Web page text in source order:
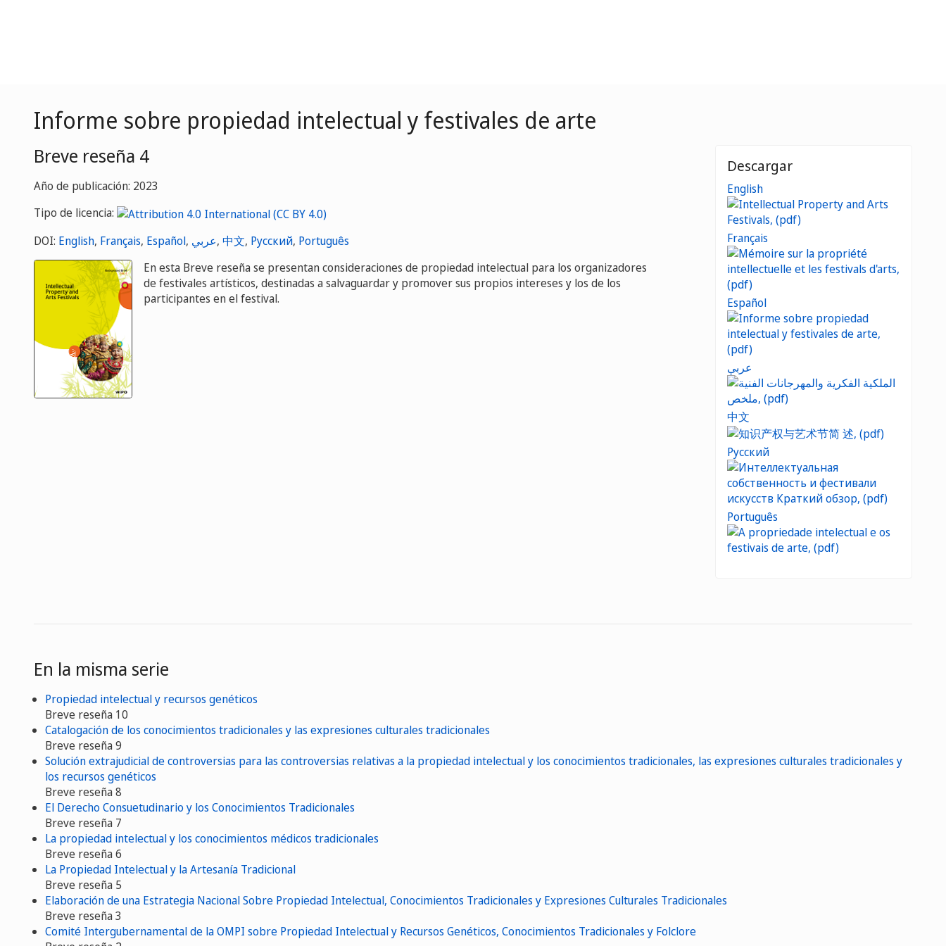
Informe sobre propiedad intelectual y festivales de arte
Breve reseña 4
Año de publicación: 2023
Tipo de licencia:
DOI: English, Français, Español, عربي, 中文, Русский, Português
En esta Breve reseña se presentan consideraciones de propiedad intelectual para los organizadores
de festivales artísticos, destinadas a salvaguardar y promover sus propios intereses y los de los
participantes en el festival.
Descargar
English
Français
Español
عربي
中文
Русский
Português
En la misma serie
Propiedad intelectual y recursos genéticos
Breve reseña 10
Catalogación de los conocimientos tradicionales y las expresiones culturales tradicionales
Breve reseña 9
Solución extrajudicial de controversias para las controversias relativas a la propiedad intelectual y los conocimientos tradicionales, las expresiones culturales tradicionales y
los recursos genéticos
Breve reseña 8
El Derecho Consuetudinario y los Conocimientos Tradicionales
Breve reseña 7
La propiedad intelectual y los conocimientos médicos tradicionales
Breve reseña 6
La Propiedad Intelectual y la Artesanía Tradicional
Breve reseña 5
Elaboración de una Estrategia Nacional Sobre Propiedad Intelectual, Conocimientos Tradicionales y Expresiones Culturales Tradicionales
Breve reseña 3
Comité Intergubernamental de la OMPI sobre Propiedad Intelectual y Recursos Genéticos, Conocimientos Tradicionales y Folclore